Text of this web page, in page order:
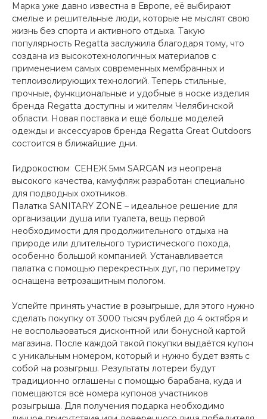
Марка уже давно известна в Европе, её выбирают
смелые и решительные люди, которые не мыслят свою
жизнь без спорта и активного отдыха. Такую
популярность Regatta заслужила благодаря тому, что
создана из высокотехнологичных материалов с
применением самых современных мембранных и
теплоизолирующих технологий. Теперь стильные,
прочные, функциональные и удобные в носке изделия
бренда Regatta доступны и жителям Челябинской
области. Новая поставка и ещё больше моделей
одежды и аксессуаров бренда Regatta Great Outdoors
состоится в ближайшие дни.
Гидрокостюм СЕНЕЖ 5мм SARGAN из неопрена
высокого качества, камуфляж разработан специально
для подводных охотников.
Палатка SANITARY ZONE – идеальное решение для
организации душа или туалета, вещь первой
необходимости для продолжительного отдыха на
природе или длительного туристического похода,
особенно большой компанией. Устанавливается
палатка с помощью перекрестных дуг, по периметру
оснащена ветрозащитным пологом.
Успейте принять участие в розыгрыше, для этого нужно
сделать покупку от 3000 тысяч рублей до 4 октября и
не воспользоваться дисконтной или бонусной картой
магазина. После каждой такой покупки выдаётся купон
с уникальным номером, который и нужно будет взять с
собой на розыгрыш. Результаты лотереи будут
традиционно оглашены с помощью барабана, куда и
помещаются всё номера купонов участников
розыгрыша. Для получения подарка необходимо